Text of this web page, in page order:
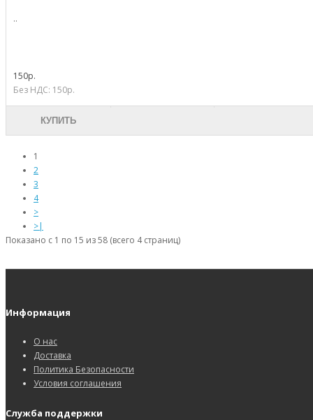
..
150р.
Без НДС: 150р.
КУПИТЬ
1
2
3
4
>
>|
Показано с 1 по 15 из 58 (всего 4 страниц)
Информация
О нас
Доставка
Политика Безопасности
Условия соглашения
Служба поддержки